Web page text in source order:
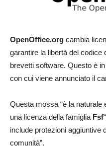
OpenOffice.org cambia
garantire la libertà del codice
brevetti software. Questo è
con cui viene annunciato il
Questa mossa “è la
una licenza della famiglia Fsf
include protezioni aggiuntive
comunità”.